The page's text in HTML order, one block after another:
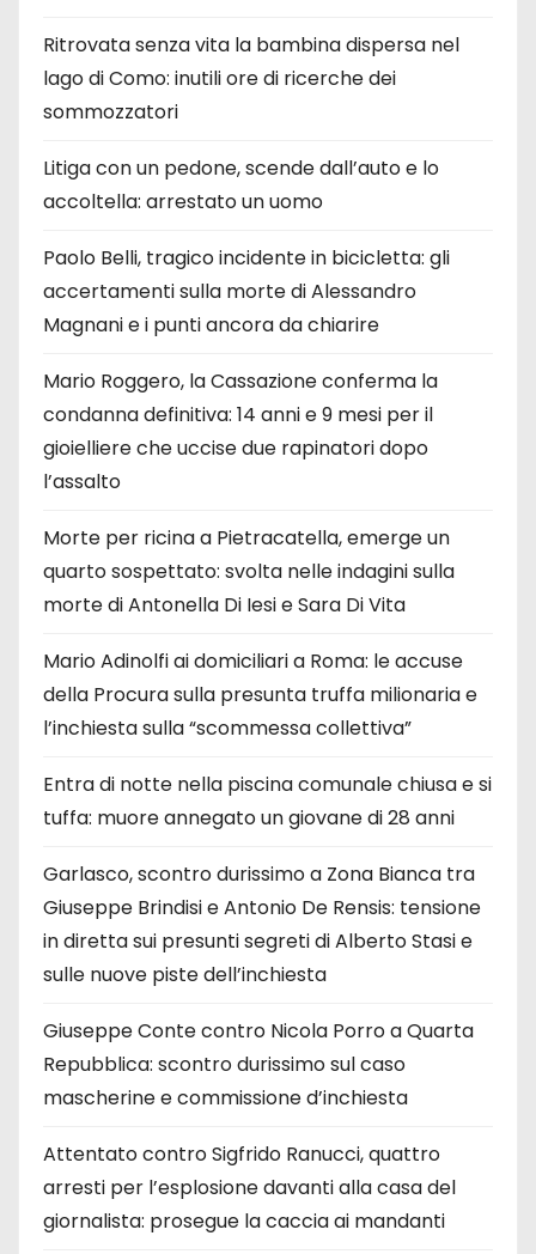
Ritrovata senza vita la bambina dispersa nel
lago di Como: inutili ore di ricerche dei
sommozzatori
Litiga con un pedone, scende dall’auto e lo
accoltella: arrestato un uomo
Paolo Belli, tragico incidente in bicicletta: gli
accertamenti sulla morte di Alessandro
Magnani e i punti ancora da chiarire
Mario Roggero, la Cassazione conferma la
condanna definitiva: 14 anni e 9 mesi per il
gioielliere che uccise due rapinatori dopo
l’assalto
Morte per ricina a Pietracatella, emerge un
quarto sospettato: svolta nelle indagini sulla
morte di Antonella Di Iesi e Sara Di Vita
Mario Adinolfi ai domiciliari a Roma: le accuse
della Procura sulla presunta truffa milionaria e
l’inchiesta sulla “scommessa collettiva”
Entra di notte nella piscina comunale chiusa e si
tuffa: muore annegato un giovane di 28 anni
Garlasco, scontro durissimo a Zona Bianca tra
Giuseppe Brindisi e Antonio De Rensis: tensione
in diretta sui presunti segreti di Alberto Stasi e
sulle nuove piste dell’inchiesta
Giuseppe Conte contro Nicola Porro a Quarta
Repubblica: scontro durissimo sul caso
mascherine e commissione d’inchiesta
Attentato contro Sigfrido Ranucci, quattro
arresti per l’esplosione davanti alla casa del
giornalista: prosegue la caccia ai mandanti